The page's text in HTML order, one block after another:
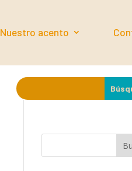
Nuestro acento